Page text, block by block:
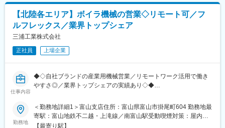
下■定着率95%以上■20代の管理職登用実績有■中途入社5割以上■
年間休日120日以上■5日以上連続休暇取得可能■完全週休2日制■オ
フィス内禁煙・分煙■交通費全額支給■自動車通勤可■直行直帰可■
資格取得支援・手当あり■退職金あり
■業務の魅力
開発技術が事業部で商品化されるため、自身の成果が製品として
社会に実装される実感を得られます。技術課題の解決や応用展開
を通じて、専門性を深めながら事業貢献が可能です。
■働く環境
富山事業所勤務となります。社宅・病院・保育園などの福利厚生
施設が整備されており、生活基盤の安定と働きやすさを両立でき
ます。
・社宅・独身寮あり（家賃の約80％を会社負担）
・福利厚生施設（病院・保育園・体育館）完備
・教育制度・資格補助制度あり（職種別・階層別研修）
【北陸各エリア】ボイラ機械の営業◇リモート可／フ
ルフレックス／業界トップシェア
三浦工業株式会社
正社員 上場企業
仕事内容
◆◇自社ブランドの産業用機械営業／リモートワーク活用で働き
やすさ◎／業界トップシェアの実績あり◇◆
■採用背景：
商品群の幅が広がる中、組織体制を強化し、事業展開を迎えるた
めの増員採用です。
勤務地
＜勤務地詳細1＞富山支店住所：富山県富山市掛尾町604 勤務地最
寄駅：富山地鉄不二越・上滝線／南富山駅受動喫煙対策：屋内全
面禁煙＜勤務地詳細2＞金沢支店住所：石川県金沢市古府２丁目１
【最寄り駅】